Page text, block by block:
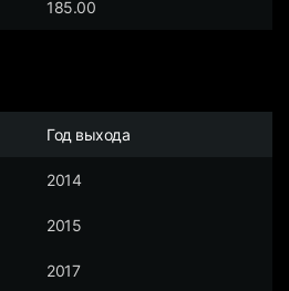
185.00
Год выхода
2014
2015
2017